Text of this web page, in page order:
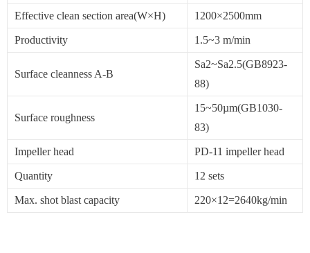
Effective clean section area(W×H) 1200×2500mm
Productivity 1.5~3 m/min
Surface cleanness A-B
Sa2~Sa2.5(GB8923-
88)
Surface roughness
15~50µm(GB1030-
83)
Impeller head PD-11 impeller head
Quantity 12 sets
Max. shot blast capacity 220×12=2640kg/min